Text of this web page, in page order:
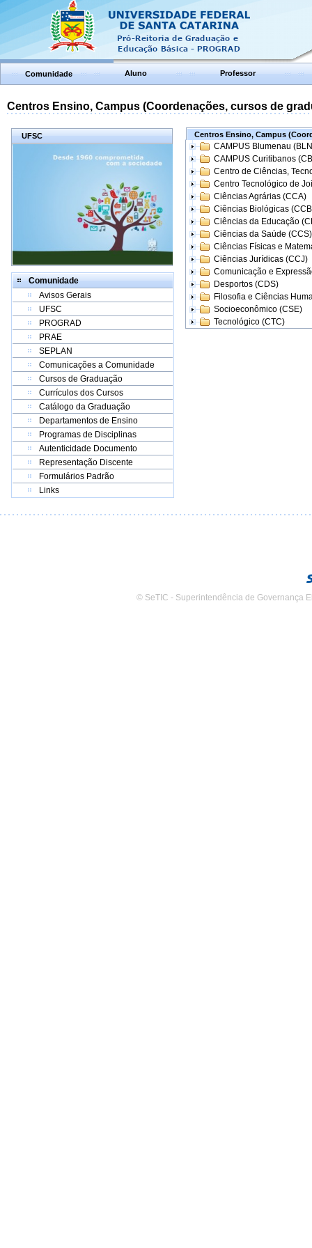
Comunidade Aluno Professor
Centros Ensino, Campus (Coordenações, cursos de
UFSC
Comunidade
Avisos Gerais
UFSC
PROGRAD
PRAE
SEPLAN
Comunicações a Comunidade
Cursos de Graduação
Currículos dos Cursos
Catálogo da Graduação
Departamentos de Ensino
Programas de Disciplinas
Autenticidade Documento
Representação Discente
Formulários Padrão
Links
Centros Ensino, Campus
CAMPUS Blumenau
CAMPUS Curitibanos
Centro de Ciências,
Centro Tecnológico de
Ciências Agrárias (CCA)
Ciências Biológicas
Ciências da Educação
Ciências da Saúde (CCS)
Ciências Físicas e
Ciências Jurídicas (CCJ)
Comunicação e
Desportos (CDS)
Filosofia e Ciências
Socioeconômico (CSE)
Tecnológico (CTC)
© SeTIC - Superintendência de Governança